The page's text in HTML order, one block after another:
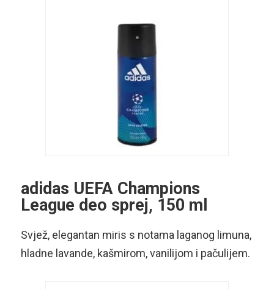
adidas UEFA Champions
League deo sprej, 150 ml
Svjež, elegantan miris s notama laganog limuna,
hladne lavande, kašmirom, vanilijom i pačulijem.